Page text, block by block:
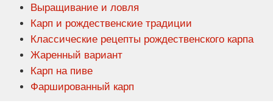
Выращивание и ловля
Карп и рождественские традиции
Классические рецепты рождественского карпа
Жаренный вариант
Карп на пиве
Фаршированный карп